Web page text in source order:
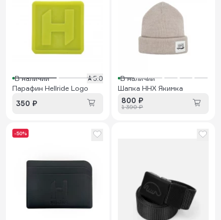
В наличии
5.0
Парафин Hellride Logo
350 ₽
В наличии
Шапка HHX Якимка
800 ₽
1 390 ₽
-50%